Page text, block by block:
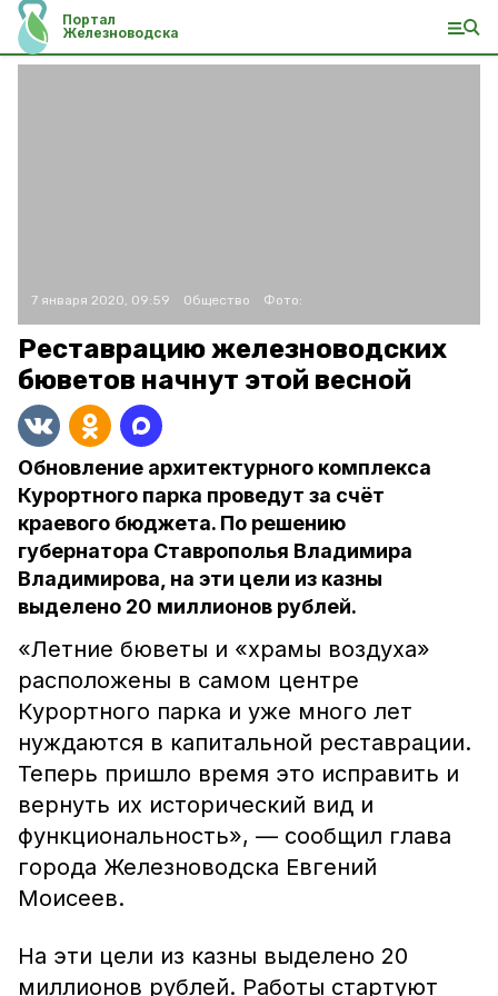
Портал
Железноводска
7 января 2020, 09:59 Общество Фото:
Реставрацию железноводских
бюветов начнут этой весной
Обновление архитектурного комплекса
Курортного парка проведут за счёт
краевого бюджета. По решению
губернатора Ставрополья Владимира
Владимирова, на эти цели из казны
выделено 20 миллионов рублей.
«Летние бюветы и «храмы воздуха»
расположены в самом центре
Курортного парка и уже много лет
нуждаются в капитальной реставрации.
Теперь пришло время это исправить и
вернуть их исторический вид и
функциональность», — сообщил глава
города Железноводска Евгений
Моисеев.
На эти цели из казны выделено 20
миллионов рублей. Работы стартуют